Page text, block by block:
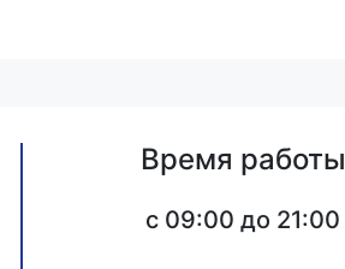
Время работы
c 09:00 до 21:00